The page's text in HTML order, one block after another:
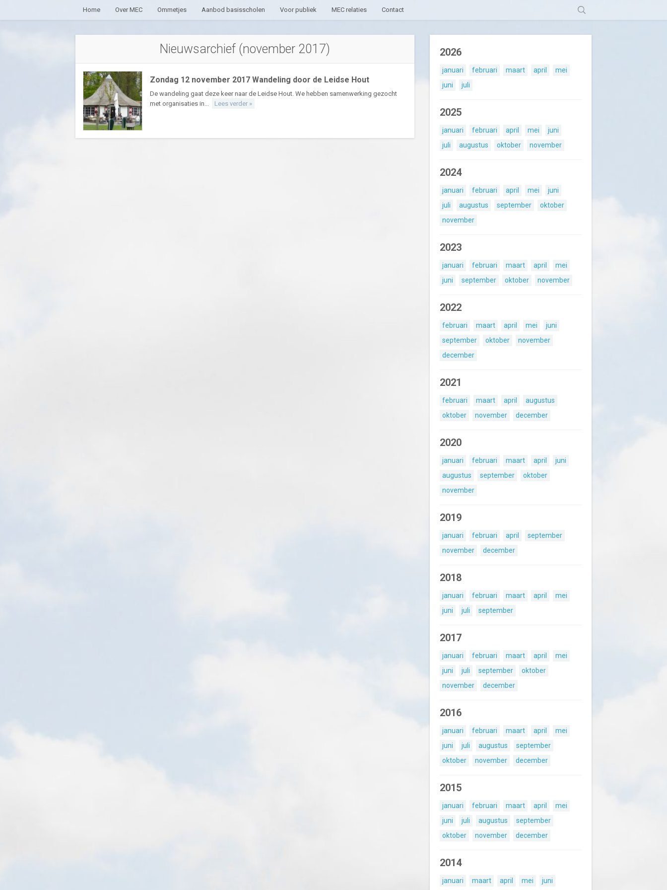
Home Over MEC Ommetjes Aanbod basisscholen Voor publiek MEC relaties Contact
Nieuwsarchief (november 2017)
Zondag 12 november 2017 Wandeling door de Leidse Hout
De wandeling gaat deze keer naar de Leidse Hout. We hebben samenwerking gezocht
met organisaties in...
Lees verder »
2026
januari februari maart april
mei
juni
juli
2025
januari februari april mei
juni
juli
augustus oktober november
2024
januari februari april mei
juni
juli
augustus september
oktober
november
2023
januari februari maart april
mei
juni
september oktober november
2022
februari maart april mei
juni
september
oktober
november
december
2021
februari maart april
augustus
oktober
november december
2020
januari februari maart april
juni
augustus
september
oktober
november
2019
januari februari april
september
november
december
2018
januari februari maart april
mei
juni
juli september
2017
januari februari maart april
mei
juni
juli september
oktober
november
december
2016
januari februari maart april
mei
juni
juli augustus
september
oktober
november december
2015
januari februari maart april
mei
juni
juli augustus
september
oktober
november december
2014
januari maart april mei juni